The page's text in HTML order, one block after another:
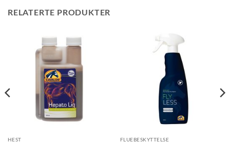
RELATERTE PRODUKTER
HEST FLUEBESKYTTELSE